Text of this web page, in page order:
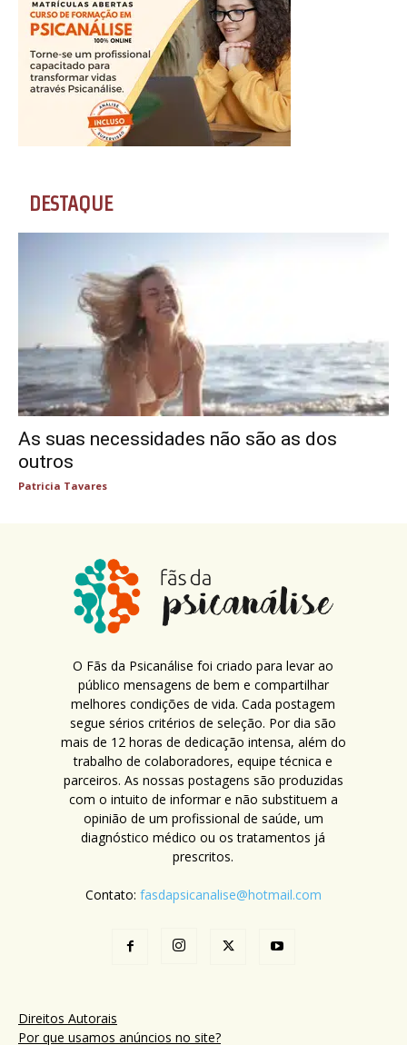
DESTAQUE
As suas necessidades não são as dos
outros
Patricia Tavares
O Fãs da Psicanálise foi criado para levar ao
público mensagens de bem e compartilhar
melhores condições de vida. Cada postagem
segue sérios critérios de seleção. Por dia são
mais de 12 horas de dedicação intensa, além do
trabalho de colaboradores, equipe técnica e
parceiros. As nossas postagens são produzidas
com o intuito de informar e não substituem a
opinião de um profissional de saúde, um
diagnóstico médico ou os tratamentos já
prescritos.
Contato: fasdapsicanalise@hotmail.com
Direitos Autorais
Por que usamos anúncios no site?